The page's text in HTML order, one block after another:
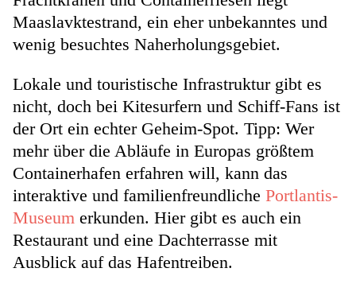
Maaslavktestrand, ein eher unbekanntes und
wenig besuchtes Naherholungsgebiet.
Lokale und touristische Infrastruktur gibt es
nicht, doch bei Kitesurfern und Schiff-Fans ist
der Ort ein echter Geheim-Spot. Tipp: Wer
mehr über die Abläufe in Europas größtem
Containerhafen erfahren will, kann das
interaktive und familienfreundliche Portlantis-
Museum erkunden. Hier gibt es auch ein
Restaurant und eine Dachterrasse mit
Ausblick auf das Hafentreiben.